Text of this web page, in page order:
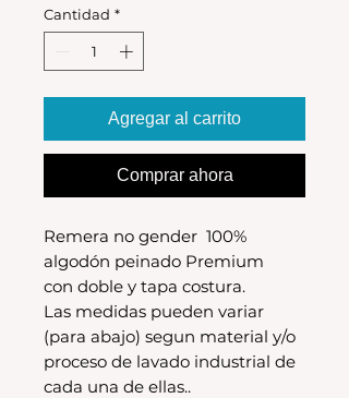
Cantidad *
Agregar al carrito
Comprar ahora
Remera no gender 100%
algodón peinado Premium
con doble y tapa costura.
Las medidas pueden variar
(para abajo) segun material y/o
proceso de lavado industrial de
cada una de ellas..